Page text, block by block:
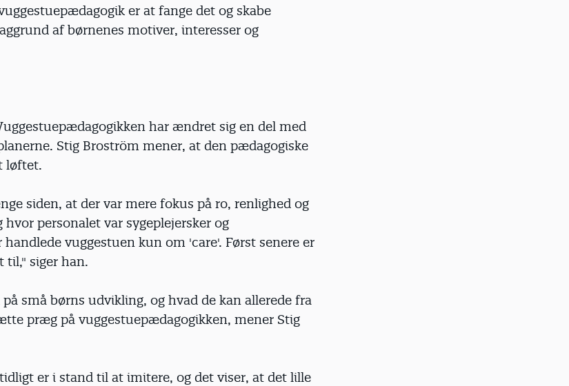
er at fange det og skabe
af børnenes motiver, interesser og
har ændret sig en del med
Stig Broström mener, at den pædagogiske
løftet.
siden, at der var mere fokus på ro, renlighed og
personalet var sygeplejersker og
handlede vuggestuen kun om 'care'. Først senere er
til," siger han.
små børns udvikling, og hvad de kan allerede fra
præg på vuggestuepædagogikken, mener Stig
er i stand til at imitere, og det viser, at det lille